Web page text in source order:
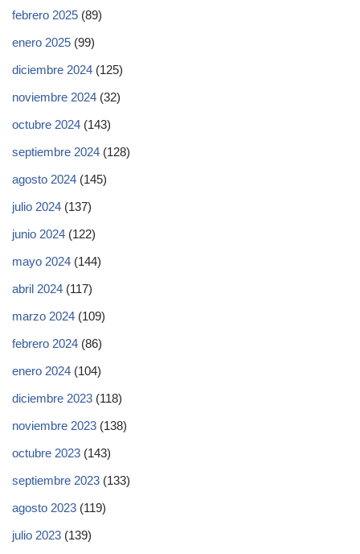
febrero 2025 (89)
enero 2025 (99)
diciembre 2024 (125)
noviembre 2024 (32)
octubre 2024 (143)
septiembre 2024 (128)
agosto 2024 (145)
julio 2024 (137)
junio 2024 (122)
mayo 2024 (144)
abril 2024 (117)
marzo 2024 (109)
febrero 2024 (86)
enero 2024 (104)
diciembre 2023 (118)
noviembre 2023 (138)
octubre 2023 (143)
septiembre 2023 (133)
agosto 2023 (119)
julio 2023 (139)